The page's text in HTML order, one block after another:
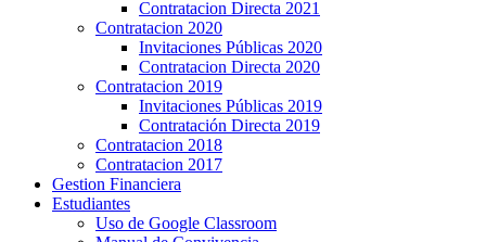
Contratacion Directa 2021
Contratacion 2020
Invitaciones Públicas 2020
Contratacion Directa 2020
Contratacion 2019
Invitaciones Públicas 2019
Contratación Directa 2019
Contratacion 2018
Contratacion 2017
Gestion Financiera
Estudiantes
Uso de Google Classroom